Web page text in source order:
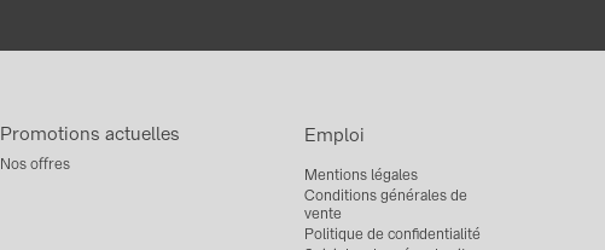
Promotions actuelles
Nos offres
Emploi
Mentions légales
Conditions générales de
vente
Politique de confidentialité